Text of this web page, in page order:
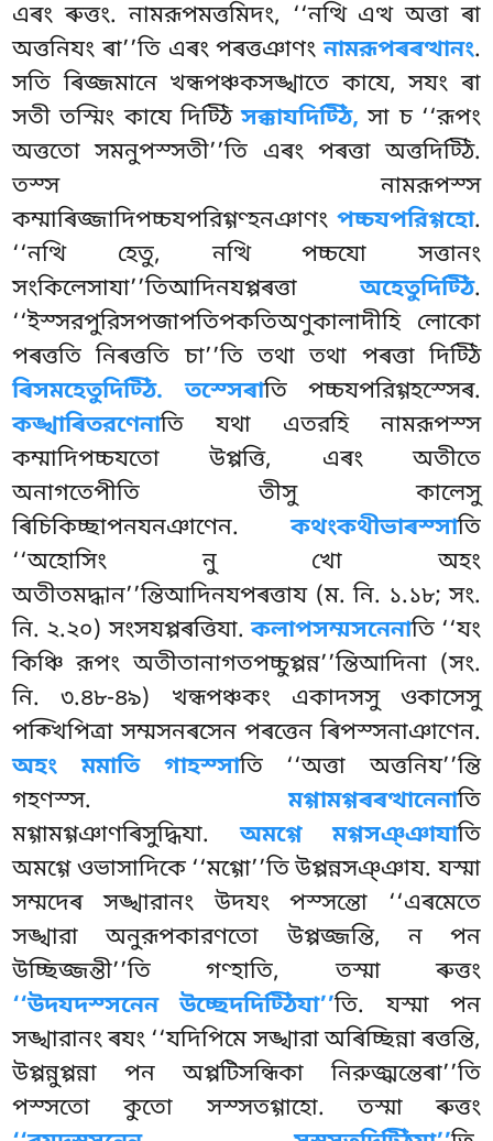
এৰং ৰুত্তং. নামরূপমত্তমিদং, ‘‘নত্থি এত্থ অত্তা ৰা
অত্তনিযংৰা’’তি এৰং পৰত্তঞাণংনামরূপৰৰত্থানং.
সতি ৰিজ্জমানে খন্ধপঞ্চকসঙ্খাতে কাযে, সযং ৰা
সতী তস্মিং কাযে দিট্ঠিসক্কাযদিট্ঠি, সা চ ‘‘রূপং
অত্ততো সমনুপস্সতী’’তি এৰং পৰত্তা অত্তদিট্ঠি.
তস্স নামরূপস্স
কম্মাৰিজ্জাদিপচ্চযপরিগ্গণ্হনঞাণং পচ্চযপরিগ্গহো.
‘‘নত্থি হেতু, নত্থি পচ্চযো সত্তানং
সংকিলেসাযা’’তিআদিনযপ্পৰত্তাঅহেতুদিট্ঠি.
‘‘ইস্সরপুরিসপজাপতিপকতিঅণুকালাদীহি লোকো
পৰত্ততি নিৰত্ততি চা’’তি তথা তথা পৰত্তা দিট্ঠি
ৰিসমহেতুদিট্ঠি. তস্সেৰাতি পচ্চযপরিগ্গহস্সেৰ.
কঙ্খাৰিতরণেনাতি যথা এতরহি নামরূপস্স
কম্মাদিপচ্চযতো উপ্পত্তি, এৰং অতীতে
অনাগতেপীতি তীসু কালেসু
ৰিচিকিচ্ছাপনযনঞাণেন.কথংকথীভাৰস্সাতি
‘‘অহোসিং নু খো অহং
অতীতমদ্ধান’’ন্তিআদিনযপৰত্তায (ম. নি. ১.১৮; সং.
নি. ২.২০) সংসযপ্পৰত্তিযা.কলাপসম্মসনেনাতি ‘‘যং
কিঞ্চি রূপং অতীতানাগতপচ্চুপ্পন্ন’’ন্তিআদিনা (সং.
নি. ৩.৪৮-৪৯) খন্ধপঞ্চকং একাদসসু ওকাসেসু
পক্খিপিত্ৰা সম্মসনৰসেন পৰত্তেন ৰিপস্সনাঞাণেন.
অহং মমাতি গাহস্সাতি ‘‘অত্তা অত্তনিয’’ন্তি
গহণস্স.মগ্গামগ্গৰৰত্থানেনাতি
মগ্গামগ্গঞাণৰিসুদ্ধিযা.অমগ্গে মগ্গসঞ্ঞাযাতি
অমগ্গে ওভাসাদিকে ‘‘মগ্গো’’তি উপ্পন্নসঞ্ঞায. যস্মা
সম্মদেৰ সঙ্খারানং উদযং পস্সন্তো ‘‘এৰমেতে
সঙ্খারা অনুরূপকারণতো উপ্পজ্জন্তি, ন পন
উচ্ছিজ্জন্তী’’তি গণ্হাতি, তস্মা ৰুত্তং
‘‘উদযদস্সনেন উচ্ছেদদিট্ঠিযা’’তি. যস্মা পন
সঙ্খারানং ৰযং ‘‘যদিপিমে সঙ্খারা অৰিচ্ছিন্না ৰত্তন্তি,
উপ্পন্নুপ্পন্না পন অপ্পটিসন্ধিকা নিরুজ্ঝন্তেৰা’’তি
পস্সতো কুতো সস্সতগ্গাহো. তস্মা ৰুত্তং